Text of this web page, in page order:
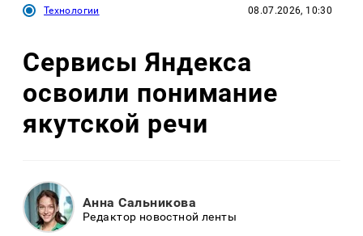
Технологии 08.07.2026, 10:30
Сервисы Яндекса
освоили понимание
якутской речи
Анна Сальникова
Редактор новостной ленты